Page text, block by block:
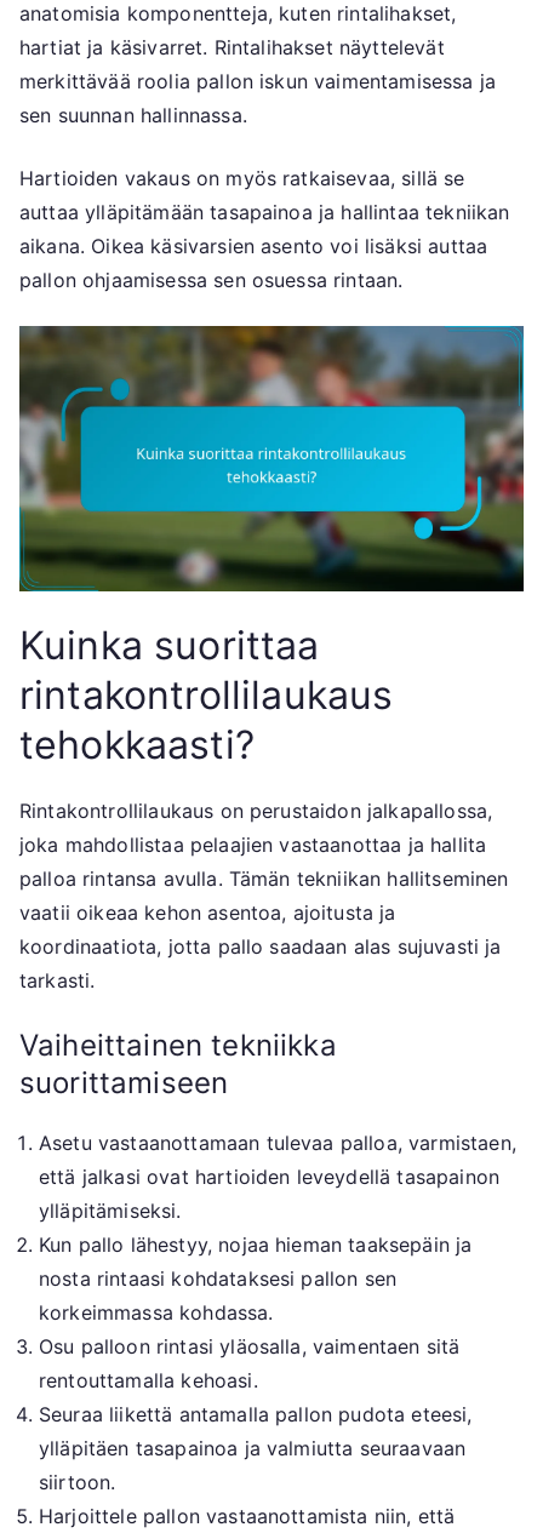
anatomisia komponentteja, kuten rintalihakset,
hartiat ja käsivarret. Rintalihakset näyttelevät
merkittävää roolia pallon iskun vaimentamisessa ja
sen suunnan hallinnassa.
Hartioiden vakaus on myös ratkaisevaa, sillä se
auttaa ylläpitämään tasapainoa ja hallintaa tekniikan
aikana. Oikea käsivarsien asento voi lisäksi auttaa
pallon ohjaamisessa sen osuessa rintaan.
Kuinka suorittaa
rintakontrollilaukaus
tehokkaasti?
Rintakontrollilaukaus on perustaidon jalkapallossa,
joka mahdollistaa pelaajien vastaanottaa ja hallita
palloa rintansa avulla. Tämän tekniikan hallitseminen
vaatii oikeaa kehon asentoa, ajoitusta ja
koordinaatiota, jotta pallo saadaan alas sujuvasti ja
tarkasti.
Vaiheittainen tekniikka
suorittamiseen
Asetu vastaanottamaan tulevaa palloa, varmistaen,
että jalkasi ovat hartioiden leveydellä tasapainon
ylläpitämiseksi.
Kun pallo lähestyy, nojaa hieman taaksepäin ja
nosta rintaasi kohdataksesi pallon sen
korkeimmassa kohdassa.
Osu palloon rintasi yläosalla, vaimentaen sitä
rentouttamalla kehoasi.
Seuraa liikettä antamalla pallon pudota eteesi,
ylläpitäen tasapainoa ja valmiutta seuraavaan
siirtoon.
Harjoittele pallon vastaanottamista niin, että